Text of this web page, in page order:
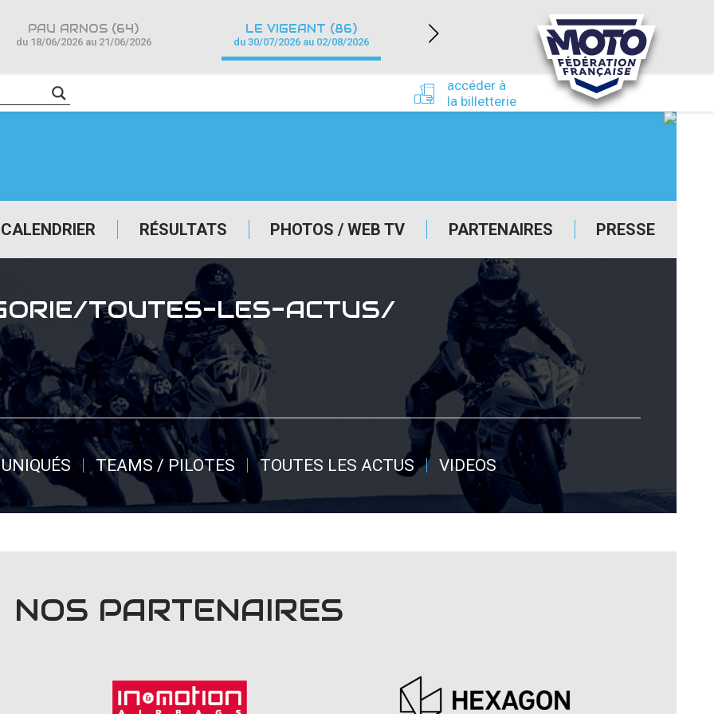
CALENDRIER RÉSULTATS PHOTOS / WEB TV PARTENAIRES PRESSE
accéder à
la billetterie
PAU ARNOS (64)
du 18/06/2026 au 21/06/2026
LE VIGEANT (86)
du 30/07/2026 au 02/08/2026
NEVERS MAGNY-COURS (58)
du 24/09/2026 au 27/09/2026
TOUTES-LES-ACTUS/
TEAMS / PILOTES TOUTES LES ACTUS VIDEOS
NOS PARTENAIRES